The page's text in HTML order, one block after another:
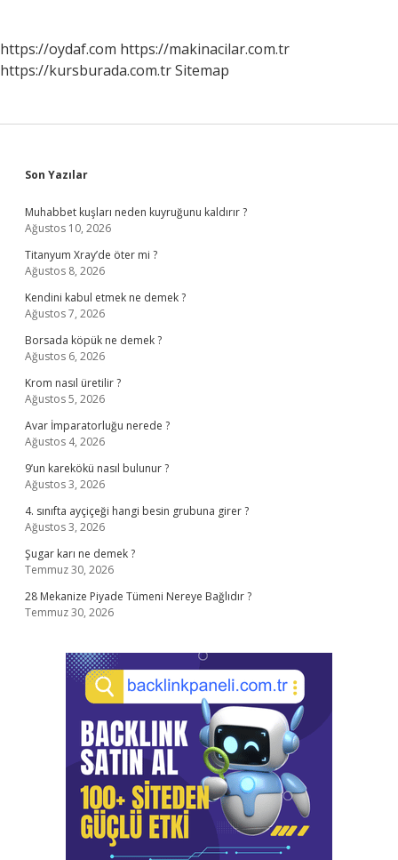
https://oydaf.com https://makinacilar.com.tr
https://kursburada.com.trSitemap
Sidebar
Son Yazılar
Muhabbet kuşları neden kuyruğunu kaldırır ?
Ağustos 10, 2026
Titanyum Xray’de öter mi ?
Ağustos 8, 2026
Kendini kabul etmek ne demek ?
Ağustos 7, 2026
Borsada köpük ne demek ?
Ağustos 6, 2026
Krom nasıl üretilir ?
Ağustos 5, 2026
Avar İmparatorluğu nerede ?
Ağustos 4, 2026
9’un karekökü nasıl bulunur ?
Ağustos 3, 2026
4. sınıfta ayçiçeği hangi besin grubuna girer ?
Ağustos 3, 2026
Şugar karı ne demek ?
Temmuz 30, 2026
28 Mekanize Piyade Tümeni Nereye Bağlıdır ?
Temmuz 30, 2026